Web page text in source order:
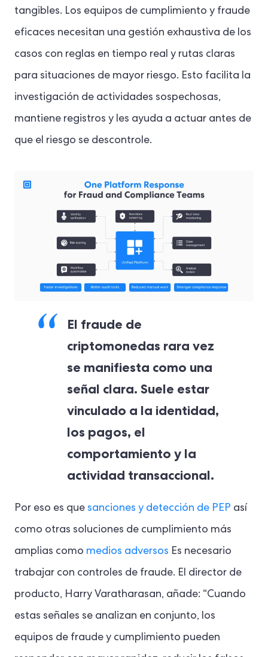
tangibles. Los equipos de cumplimiento y fraude
eficaces necesitan una gestión exhaustiva de los
casos con reglas en tiempo real y rutas claras
para situaciones de mayor riesgo. Esto facilita la
investigación de actividades sospechosas,
mantiene registros y les ayuda a actuar antes de
que el riesgo se descontrole.
El fraude de
criptomonedas rara vez
se manifiesta como una
señal clara. Suele estar
vinculado a la identidad,
los pagos, el
comportamiento y la
actividad transaccional.
Por eso es que sanciones y detección de PEP así
como otras soluciones de cumplimiento más
amplias como medios adversos Es necesario
trabajar con controles de fraude. El director de
producto, Harry Varatharasan, añade: “Cuando
estas señales se analizan en conjunto, los
equipos de fraude y cumplimiento pueden